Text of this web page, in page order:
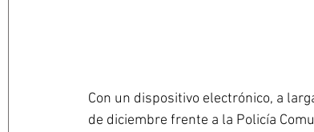
Con un dispositivo electrónico, a
de diciembre frente a la Policía